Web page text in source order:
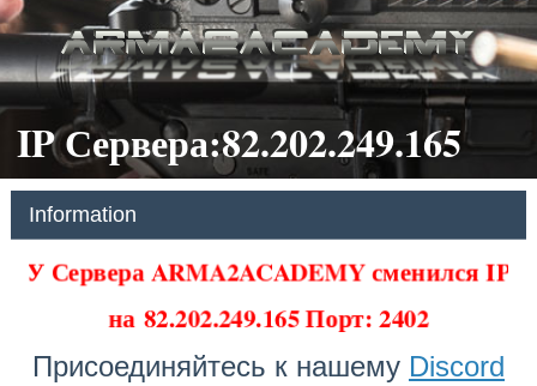
IP Сервера:82.202.249.165
Information
У Сервера ARMA2ACADEMY сменился IP
на82.202.249.165 Порт: 2402
Присоединяйтесь к нашему Discord